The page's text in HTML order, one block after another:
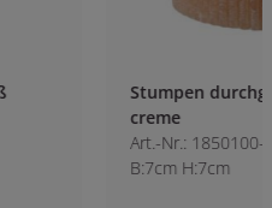
Stumpen
creme
Art.-Nr.: 1850100-
B:7cm H:7cm